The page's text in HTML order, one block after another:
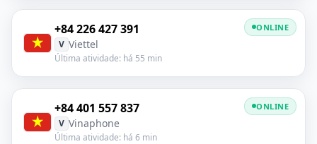
+84 226 427 391
V Viettel
Última atividade: há 55 min
ONLINE
+84 401 557 837
V Vinaphone
Última atividade: há 6 min
ONLINE